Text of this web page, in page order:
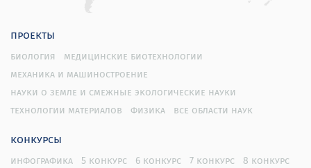
проекты
биология
медицинские биотехнологии
механика и машиностроение
науки о земле и смежные экологические науки
технологии материалов
физика все области наук
конкурсы
инфографика 5 конкурс 6 конкурс 7 конкурс
8 конкурс